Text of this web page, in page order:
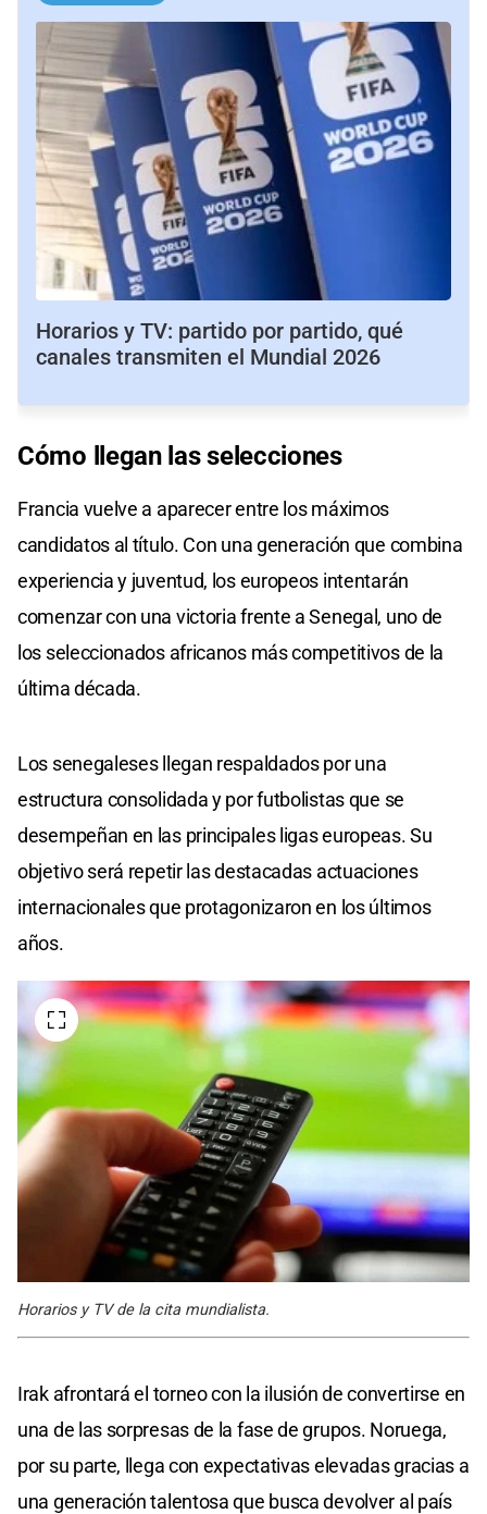
Horarios y TV: partido por partido, qué
canales transmiten el Mundial 2026
Cómo llegan las selecciones
Francia vuelve a aparecer entre los máximos
candidatos al título. Con una generación que combina
experiencia y juventud, los europeos intentarán
comenzar con una victoria frente a Senegal, uno de
los seleccionados africanos más competitivos de la
última década.
Los senegaleses llegan respaldados por una
estructura consolidada y por futbolistas que se
desempeñan en las principales ligas europeas. Su
objetivo será repetir las destacadas actuaciones
internacionales que protagonizaron en los últimos
años.
Horarios y TV de la cita mundialista.
Irak afrontará el torneo con la ilusión de convertirse en
una de las sorpresas de la fase de grupos. Noruega,
por su parte, llega con expectativas elevadas gracias a
una generación talentosa que busca devolver al país